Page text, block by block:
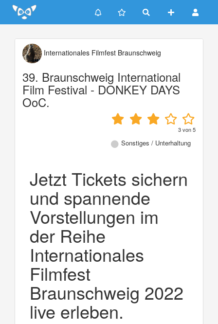
Update cookies preferences
Internationales Filmfest Braunschweig
39. Braunschweig International
Film Festival - DONKEY DAYS
OoC.
3von5
Sonstiges / Unterhaltung
Jetzt Tickets sichern
und spannende
Vorstellungen im
der Reihe
Internationales
Filmfest
Braunschweig 2022
live erleben.